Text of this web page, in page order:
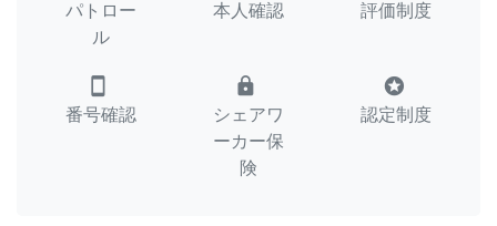
パトロー
ル
本人確認 評価制度
smartphone
番号確認
lock
シェアワ
ーカー保
険
stars
認定制度